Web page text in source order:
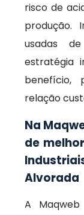
risco de
produção.
usadas
estratégia
benefício,
relação
Na
de
Alvorada
A